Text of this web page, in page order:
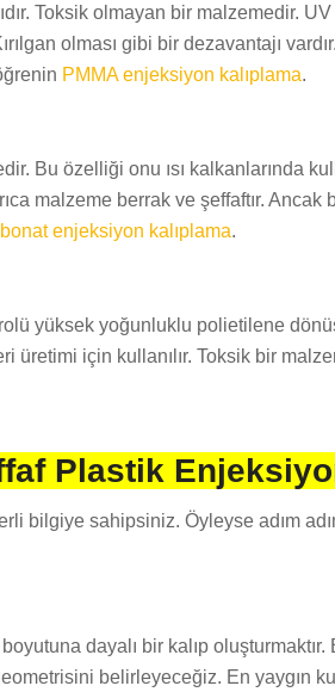
Toksik olmayan bir malzemedir. UV
olması gibi bir dezavantajı
PMMA enjeksiyon kalıplama.
Bu özelliği onu ısı kalkanlarında
malzeme berrak ve şeffaftır.
enjeksiyon kalıplama.
yüksek yoğunluklu polietilene
üretimi için kullanılır. Toksik bir
Plastik
bilgiye sahipsiniz. Öyleyse adım
dayalı bir kalıp
belirleyeceğiz. En yaygın